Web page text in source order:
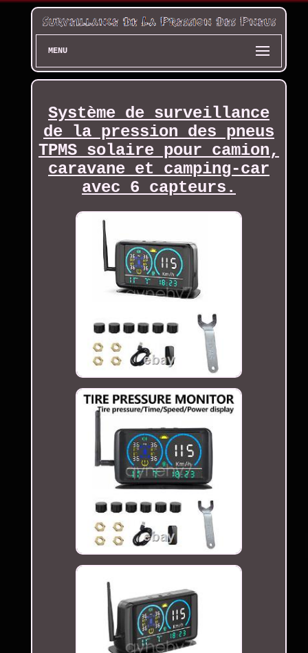
MENU
Système de surveillance
de la pression des pneus
TPMS solaire pour camion,
caravane et camping-car
avec 6 capteurs.